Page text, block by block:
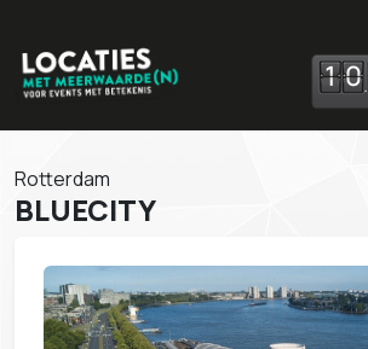
10
Rotterdam
BLUECITY